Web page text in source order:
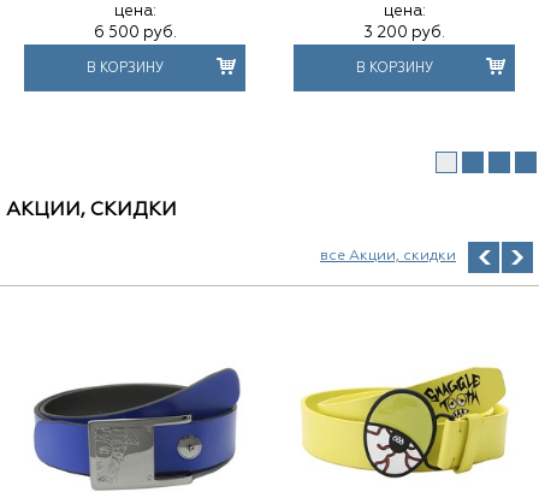
цена:
6 500 руб.
В КОРЗИНУ
цена:
3 200 руб.
В КОРЗИНУ
АКЦИИ, СКИДКИ
все Акции, скидки